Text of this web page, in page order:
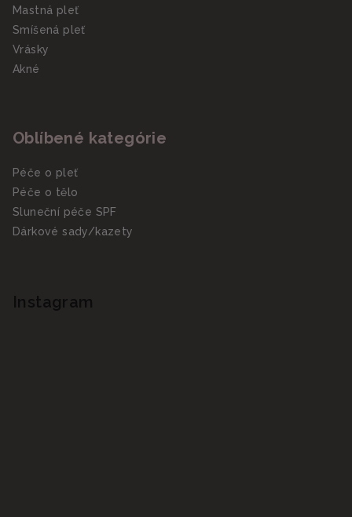
Mastná pleť
Smíšená pleť
Vrásky
Akné
Oblíbené kategórie
Péče o pleť
Péče o tělo
Sluneční péče SPF
Dárkové sady/kazety
Instagram